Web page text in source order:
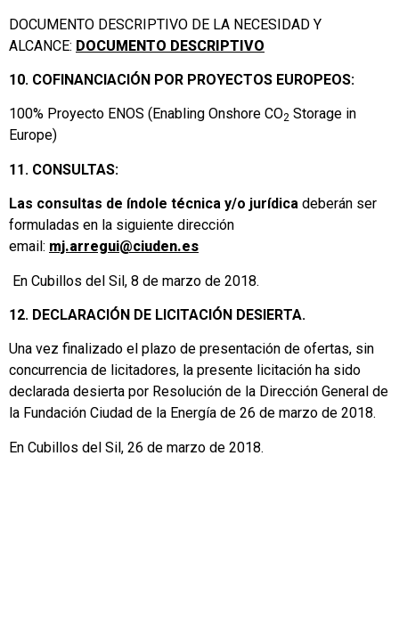
DOCUMENTO DESCRIPTIVO DE LA NECESIDAD Y
ALCANCE: DOCUMENTO DESCRIPTIVO
10. COFINANCIACIÓN POR PROYECTOS EUROPEOS:
100% Proyecto ENOS (Enabling Onshore CO2 Storage in
Europe)
11. CONSULTAS:
Las consultas de índole técnica y/o jurídica deberán ser
formuladas en la siguiente dirección
email: mj.arregui@ciuden.es
En Cubillos del Sil, 8 de marzo de 2018.
12. DECLARACIÓN DE LICITACIÓN DESIERTA.
Una vez finalizado el plazo de presentación de ofertas, sin
concurrencia de licitadores, la presente licitación ha sido
declarada desierta por Resolución de la Dirección General de
la Fundación Ciudad de la Energía de 26 de marzo de 2018.
En Cubillos del Sil, 26 de marzo de 2018.